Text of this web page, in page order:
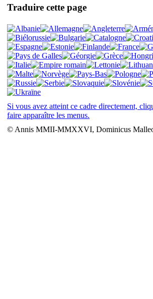
Traduire cette page
Si vous avez atteint ce cadre directement,
faire apparaître les menus.
© Annis MMII-MMXXVI, Dominicus